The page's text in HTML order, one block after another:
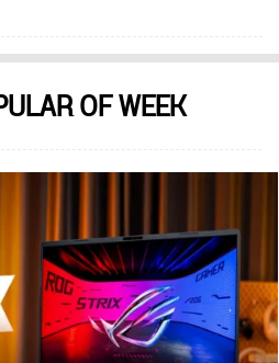
OF WEEK